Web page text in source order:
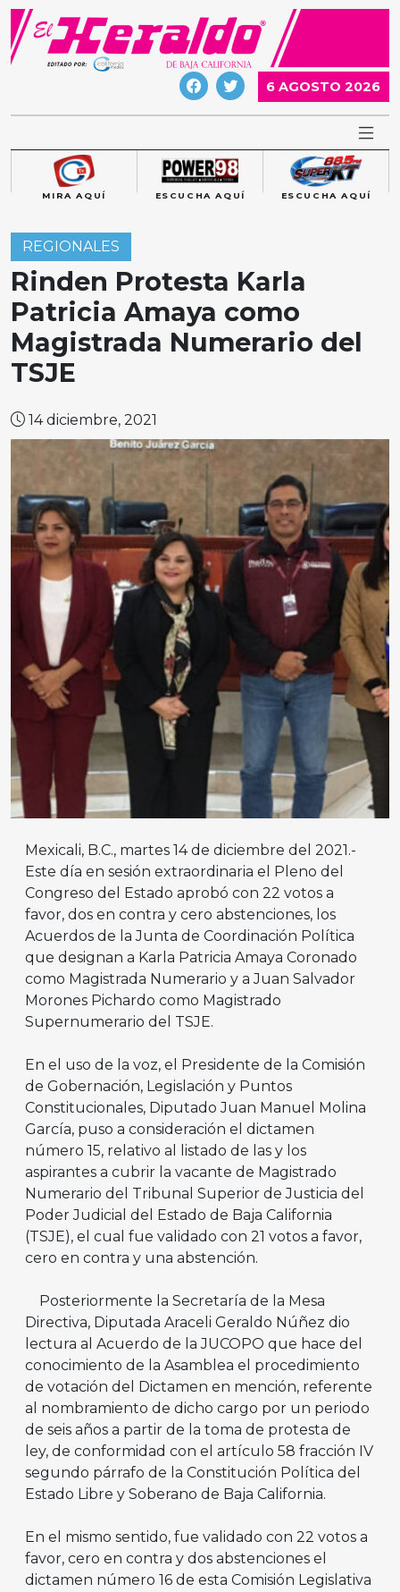
Skip
content
6 AGOSTO 2026
MIRA AQUÍ ESCUCHA AQUÍ ESCUCHA AQUÍ
REGIONALES
Rinden Protesta Karla
Patricia Amaya como
Magistrada Numerario del
TSJE
14 diciembre, 2021
Mexicali, B.C., martes 14 de diciembre del 2021.-
Este día en sesión extraordinaria el Pleno del
Congreso del Estado aprobó con 22 votos a
favor, dos en contra y cero abstenciones, los
Acuerdos de la Junta de Coordinación Política
que designan a Karla Patricia Amaya Coronado
como Magistrada Numerario y a Juan Salvador
Morones Pichardo como Magistrado
Supernumerario del TSJE.
En el uso de la voz, el Presidente de la Comisión
de Gobernación, Legislación y Puntos
Constitucionales, Diputado Juan Manuel Molina
García, puso a consideración el dictamen
número 15, relativo al listado de las y los
aspirantes a cubrir la vacante de Magistrado
Numerario del Tribunal Superior de Justicia del
Poder Judicial del Estado de Baja California
(TSJE), el cual fue validado con 21 votos a favor,
cero en contra y una abstención.
Posteriormente la Secretaría de la Mesa
Directiva, Diputada Araceli Geraldo Núñez dio
lectura al Acuerdo de la JUCOPO que hace del
conocimiento de la Asamblea el procedimiento
de votación del Dictamen en mención, referente
al nombramiento de dicho cargo por un periodo
de seis años a partir de la toma de protesta de
ley, de conformidad con el artículo 58 fracción IV
segundo párrafo de la Constitución Política del
Estado Libre y Soberano de Baja California.
En el mismo sentido, fue validado con 22 votos a
favor, cero en contra y dos abstenciones el
dictamen número 16 de esta Comisión Legislativa